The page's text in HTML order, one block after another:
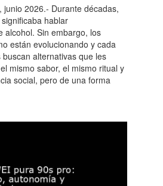
junio 2026.- Durante décadas,
hablar
alcohol. Sin embargo, los
están evolucionando y cada
alternativas que les
mismo sabor, el mismo ritual y
social, pero de una forma